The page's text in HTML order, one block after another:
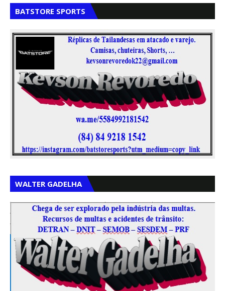
BATSTORE SPORTS
WALTER GADELHA